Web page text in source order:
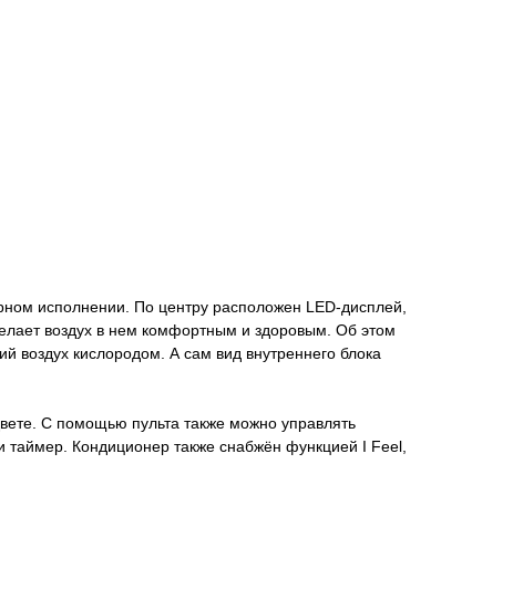
исполнении. По центру расположен LED-дисплей,
воздух в нем комфортным и здоровым. Об этом
воздух кислородом. А сам вид внутреннего блока
С помощью пульта также можно управлять
таймер. Кондиционер также снабжён функцией I Feel,